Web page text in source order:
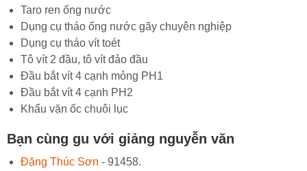
Taro ren ống nước
Dụng cụ tháo ống nước gãy chuyên nghiệp
Dụng cụ tháo vít toét
Tô vít 2 đầu, tô vít đảo đầu
Đầu bắt vít 4 cạnh mỏng PH1
Đầu bắt vít 4 cạnh PH2
Khẩu vặn ốc chuôi lục
Bạn cùng gu với giảng nguyễn văn
Đặng Thúc Sơn - 91458.